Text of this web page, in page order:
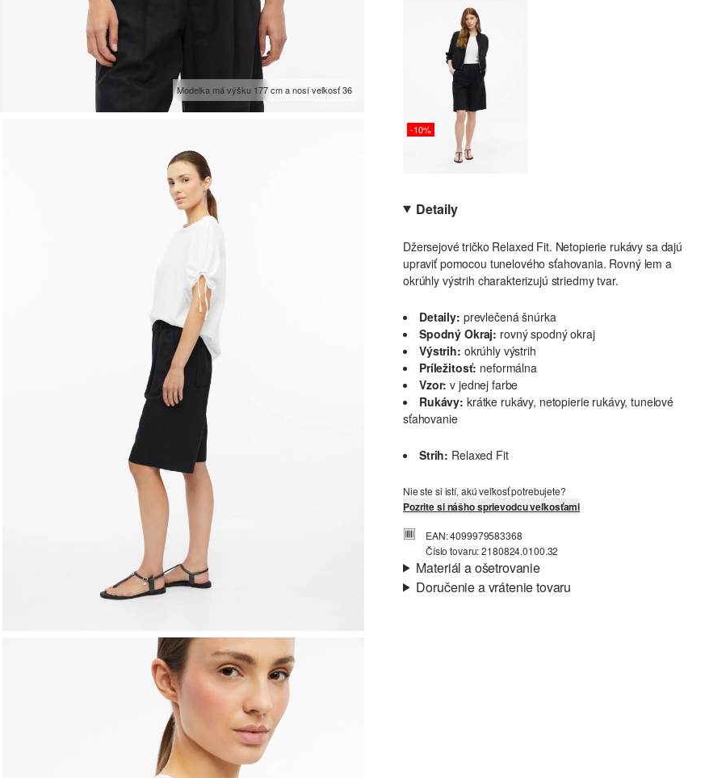
Modelka má výšku 177 cm a nosí veľkosť 36
-10%
Detaily
Džersejové tričko Relaxed Fit. Netopierie rukávy sa dajú
upraviť pomocou tunelového sťahovania. Rovný lem a
okrúhly výstrih charakterizujú striedmy tvar.
Detaily: prevlečená šnúrka
Spodný Okraj: rovný spodný okraj
Výstrih: okrúhly výstrih
Príležitosť: neformálna
Vzor: v jednej farbe
Rukávy: krátke rukávy, netopierie rukávy, tunelové
sťahovanie
Strih: Relaxed Fit
Nie ste si istí, akú veľkosť potrebujete?
Pozrite si nášho sprievodcu veľkosťami
EAN: 4099979583368
Číslo tovaru: 2180824.0100.32
Materiál a ošetrovanie
Doručenie a vrátenie tovaru